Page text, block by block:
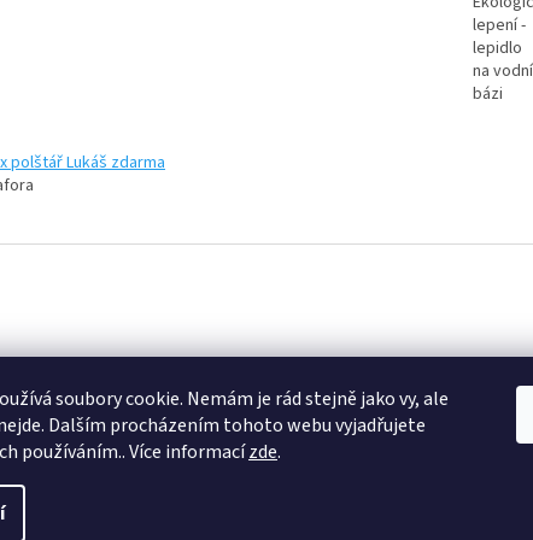
soubory cookie. Nemám je rád stejně jako vy, ale
Dalším procházením tohoto webu vyjadřujete
používáním.. Více informacízde.